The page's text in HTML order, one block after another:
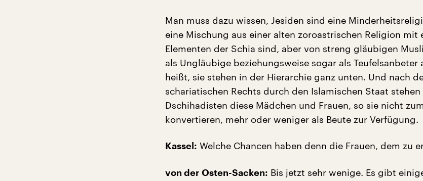
Man muss dazu wissen, Jesiden sind eine
eine Mischung aus einer alten zoroastrischen Religion mit
Elementen der Schia sind, aber von streng gläubigen
als Ungläubige beziehungsweise sogar als Teufelsanbeter
heißt, sie stehen in der Hierarchie ganz unten. Und nach
schariatischen Rechts durch den Islamischen Staat stehen
Dschihadisten diese Mädchen und Frauen, so sie nicht
konvertieren, mehr oder weniger als Beute zur Verfügung.
Kassel: Welche Chancen haben denn die Frauen, dem zu
von der Osten-Sacken: Bis jetzt sehr wenige. Es gibt